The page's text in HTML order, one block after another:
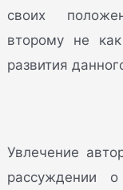
своих
второму не
развития
Увлечение
рассуждении